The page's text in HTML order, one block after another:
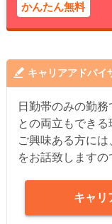
かんたん無料
キャリアアドバイ
日勤帯のみの勤
との両立もできる
ご興味ある方に
をお話致しますの
キャリ